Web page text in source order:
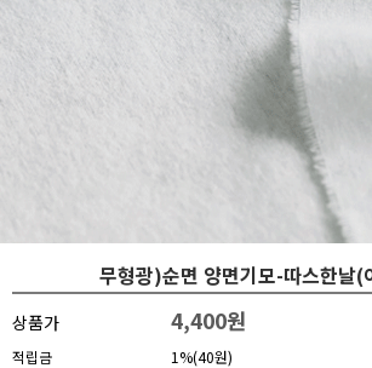
무형광)순면 양면기모-따스한날(
상품가 4,400원
적립금 1%(40원)